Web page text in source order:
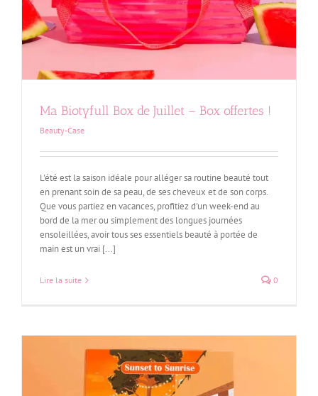
Ma Biotyfull Box de Juillet – Box offertes !
Beauty-Case
L'été est la saison idéale pour alléger sa routine beauté tout
en prenant soin de sa peau, de ses cheveux et de son corps.
Que vous partiez en vacances, profitiez d'un week-end au
bord de la mer ou simplement des longues journées
ensoleillées, avoir tous ses essentiels beauté à portée de
main est un vrai [...]
Lire la suite 0